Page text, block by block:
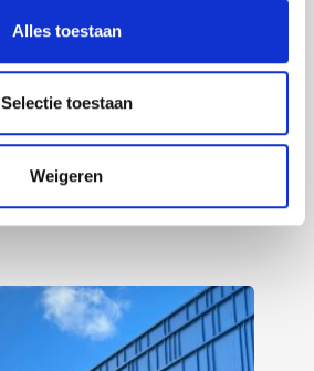
Alles toestaan
Selectie toestaan
Weigeren